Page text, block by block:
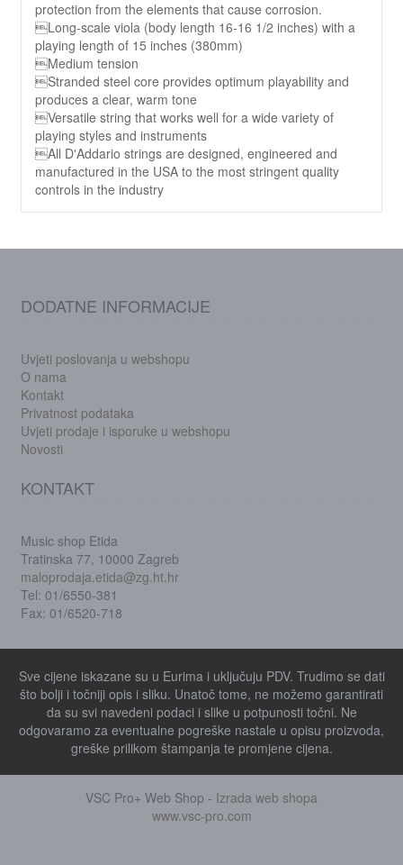
protection from the elements that cause corrosion.
Long-scale viola (body length 16-16 1/2 inches) with a
playing length of 15 inches (380mm)
Medium tension
Stranded steel core provides optimum playability and
produces a clear, warm tone
Versatile string that works well for a wide variety of
playing styles and instruments
All D'Addario strings are designed, engineered and
manufactured in the USA to the most stringent quality
controls in the industry
DODATNE INFORMACIJE
Uvjeti poslovanja u webshopu
O nama
Kontakt
Privatnost podataka
Uvjeti prodaje i isporuke u webshopu
Novosti
KONTAKT
Music shop Etida
Tratinska 77, 10000 Zagreb
maloprodaja.etida@zg.ht.hr
Tel: 01/6550-381
Fax: 01/6520-718
Sve cijene iskazane su u Eurima i uključuju PDV. Trudimo se dati
što bolji i točniji opis i sliku. Unatoč tome, ne možemo garantirati
da su svi navedeni podaci i slike u potpunosti točni. Ne
odgovaramo za eventualne pogreške nastale u opisu proizvoda,
greške prilikom štampanja te promjene cijena.
VSC Pro+ Web Shop - Izrada web shopa
www.vsc-pro.com